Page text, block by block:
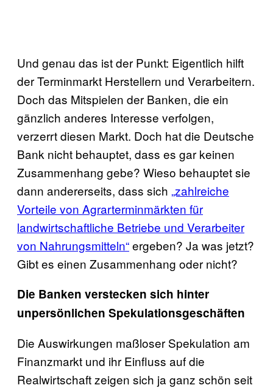
Und genau das ist der Punkt: Eigentlich hilft
der Terminmarkt Herstellern und Verarbeitern.
Doch das Mitspielen der Banken, die ein
gänzlich anderes Interesse verfolgen,
verzerrt diesen Markt. Doch hat die Deutsche
Bank nicht behauptet, dass es gar keinen
Zusammenhang gebe? Wieso behauptet sie
dann andererseits, dass sich „zahlreiche
Vorteile von Agrarterminmärkten für
landwirtschaftliche Betriebe und Verarbeiter
von Nahrungsmitteln“ergeben? Ja was jetzt?
Gibt es einen Zusammenhang oder nicht?
Die Banken verstecken sich hinter
unpersönlichen Spekulationsgeschäften
Die Auswirkungen maßloser Spekulation am
Finanzmarkt und ihr Einfluss auf die
Realwirtschaft zeigen sich ja ganz schön seit